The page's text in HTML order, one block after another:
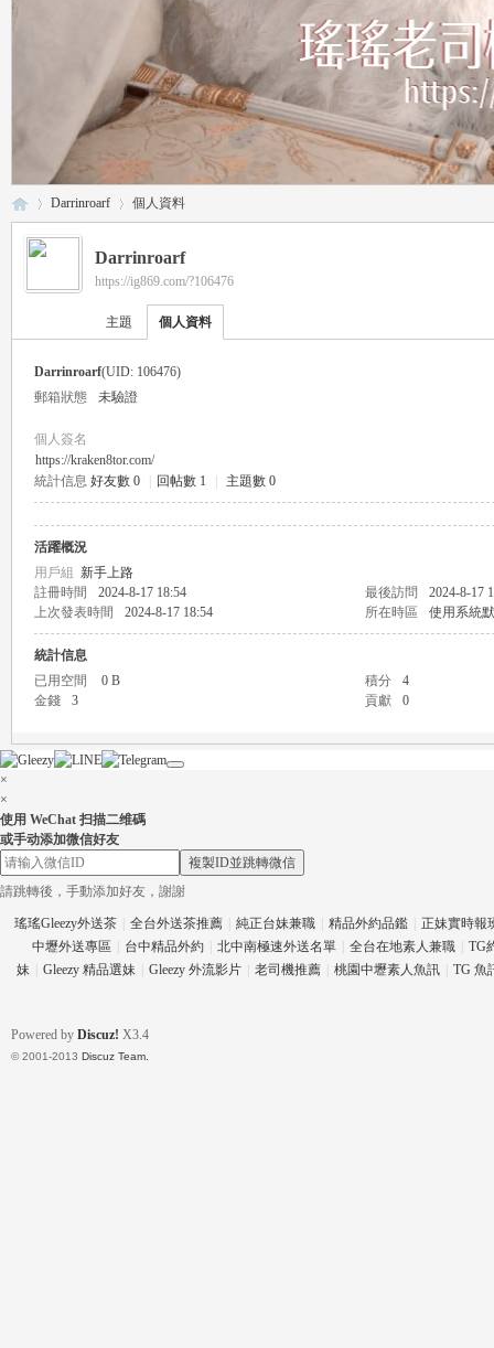
eez
›
Darrinroarf 個人資料
Darrinroarf
https://ig869.com/?106476
主題 個人資料
Darrinroarf(UID: 106476)
郵箱狀態
未驗證
個人簽名
https://kraken8tor.com/
統計信息 好友數 0 回帖數 1 主題數 0
活躍概況
用戶組 新手上路
註冊時間
2024-8-17 18:54 最後訪問
2024-8-17
上次發表時間
2024-8-17 18:54 所在時區 使用系統
統計信息
已用空間
0 B 積分
4
金錢
3 貢獻 0
×
×
使用 WeChat 扫描二维碼
或手动添加微信好友
複製ID並跳轉微信
請跳轉後，手動添加好友，謝謝
瑤瑤Gleezy外送茶 全台外送茶推薦 純正台妹兼職 精品外約品鑑
正妹實時報
中壢外送專區
台中精品外約 北中南極速外送名單 全台在地素人兼職
TG
妹
Gleezy 精品選妹 Gleezy 外流影片 老司機推薦 桃園中壢素人魚訊 TG 魚
Powered by Discuz! X3.4
© 2001-2013 Discuz Team.